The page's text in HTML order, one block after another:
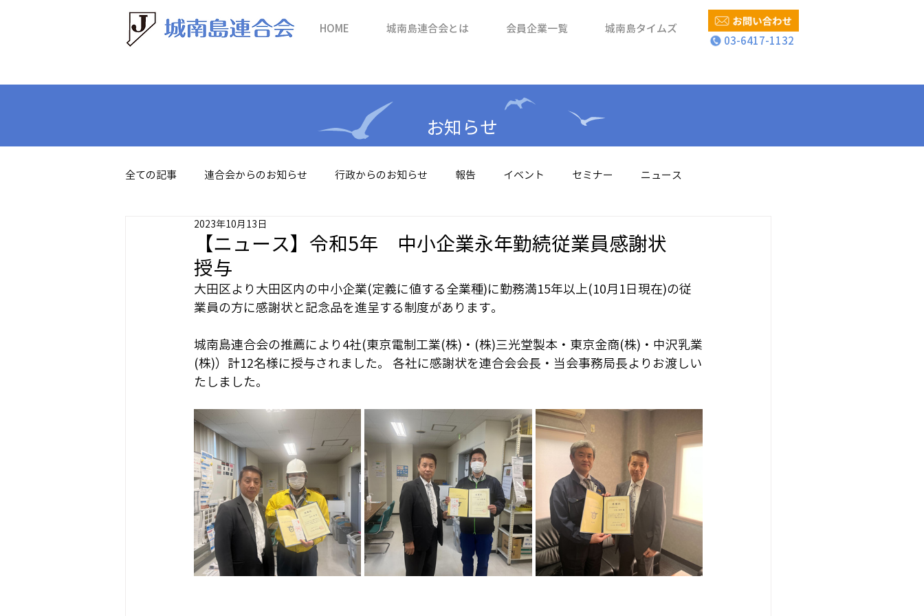
HOME 城南島連合会とは 会員企業一覧
城南島タイムズ
03-6417-1132
お知らせ
全ての記事 連合会からのお知らせ 行政からのお知らせ 報告 イベント セミナー ニュース
【ニュース】令和5年 中小企業永年勤続従業員感謝状
授与
2023年10月13日
大田区より大田区内の中小企業(定義に値する全業種)に勤務満15年以上(10月1日現在)の従
業員の方に感謝状と記念品を進呈する制度があります。
城南島連合会の推薦により4社(東京電制工業(株)・(株)三光堂製本・東京金商(株)・中沢乳業
(株)）計12名様に授与されました。 各社に感謝状を連合会会長・当会事務局長よりお渡しい
たしました。